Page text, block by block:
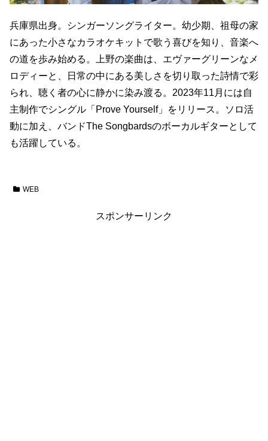
兵庫県出身。シンガーソングライター。幼少期、祖母の家
にあった小さなカラオケキットで歌う喜びを知り、音楽へ
の道を歩み始める。上野の楽曲は、エヴァーグリーンなメ
ロディーと、日常の中にある美しさを切り取った詩情で彩
られ、聴く者の心に静かに染み渡る。2023年11月には自
主制作でシングル「Prove Yourself」をリリース。ソロ活
動に加え、バンドThe Songbardsのボーカルギターとして
も活躍している。
WEB
スポンサーリンク